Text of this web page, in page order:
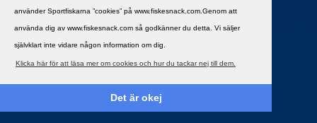
använder Sportfiskarna ”cookies” på www.fiskesnack.com.Genom att
använda dig av www.fiskesnack.com så godkänner du detta. Vi säljer
självklart inte vidare någon information om dig.
Klicka här för att läsa mer om cookies och hur du tackar nej till dem.
Det är okej